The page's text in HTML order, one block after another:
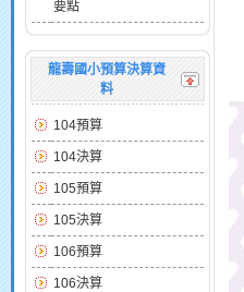
要點
龍壽國小預算決算資
料
104預算
104決算
105預算
105決算
106預算
106決算